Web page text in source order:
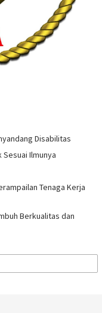
Disabilitas
Ilmunya
Tenaga Kerja
Berkualitas dan